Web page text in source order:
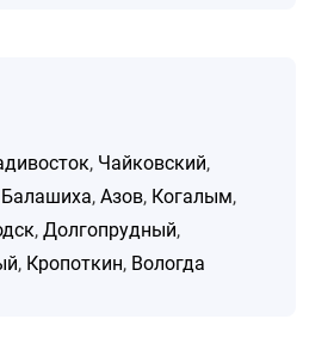
, Чайковский,
Балашиха,Азов, Когалым,
,Долгопрудный,
, Кропоткин, Вологда